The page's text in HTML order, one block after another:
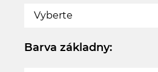
Vyberte
Barva základny: